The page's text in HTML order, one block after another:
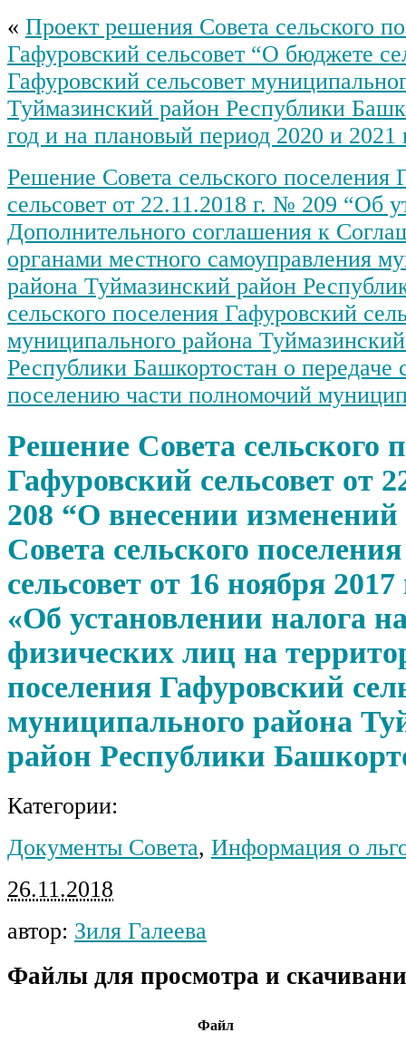
« Проект решения Совета сельского
Гафуровский сельсовет “О бюджете
Гафуровский сельсовет
Туймазинский район Республики
год и на плановый период 2020 и 2021
Решение Совета сельского поселения
сельсовет от 22.11.2018 г. № 209 “Об
Дополнительного соглашения к
органами местного самоуправления
района Туймазинский район
сельского поселения Гафуровский
муниципального района
Республики Башкортостан о передаче
поселению части полномочий
Решение Совета сельского
Гафуровский сельсовет от
208 “О внесении
Совета сельского
сельсовет от 16 ноября
«Об установлении налога
физических лиц на
поселения Гафуровский
муниципального района
район Республики
Категории:
Документы Совета, Информация о
26.11.2018
автор: Зиля Галеева
Файлы для просмотра и
Файл